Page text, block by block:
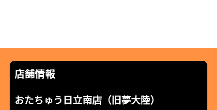
店舗情報
おたちゅう日立南店（旧夢大陸）